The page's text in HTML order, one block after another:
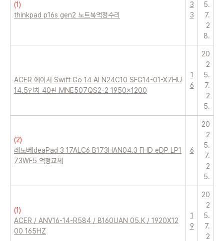
(1)
thinkpad p16s gen2 노트북액정수리
3
3
5.
7.
2
8.
ACER 에이서 Swift Go 14 AI N24C10 SFG14-01-X7HU
14.5인치 40핀 MNE507QS2-2 1950x1200
1
6
20
2
5.
7.
2
5.
(2)
레노버IdeaPad 3 17ALC6 B173HAN04.3 FHD eDP LP1
73WF5 액정교체
6
20
2
5.
7.
2
5.
(1)
ACER / ANV16-14-R584 / B160UAN 05.K / 1920X12
00 165HZ
1
9
20
2
5.
7.
2